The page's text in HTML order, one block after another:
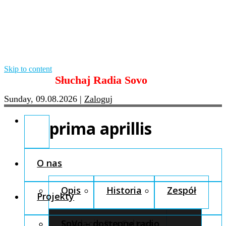
Skip to content
Słuchaj Radia Sovo
Sunday, 09.08.2026 | Zaloguj
O nas
Opis Historia Zespół
Fundacja Pro Cultura
Projekty
SoVo – dostępne radio
prima aprillis